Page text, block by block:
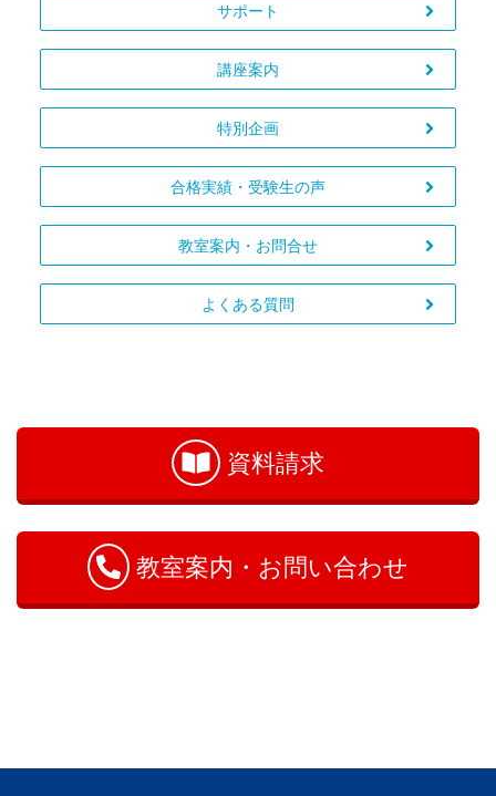
サポート
講座案内
特別企画
合格実績・受験生の声
教室案内・お問合せ
よくある質問
資料請求
教室案内・お問い合わせ